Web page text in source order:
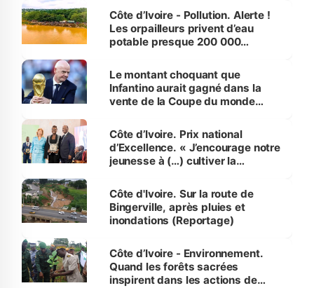
Côte d’Ivoire - Pollution. Alerte !
Les orpailleurs privent d’eau
potable presque 200 000
Le montant choquant que
Infantino aurait gagné dans la
vente de la Coupe du monde
Côte d’Ivoire. Prix national
d’Excellence. « J’encourage notre
jeunesse à (…) cultiver la
(Alassane Ouattara
Côte d'Ivoire. Sur la route de
Bingerville, après pluies et
inondations (Reportage)
Côte d’Ivoire - Environnement.
Quand les forêts sacrées
inspirent dans les actions de